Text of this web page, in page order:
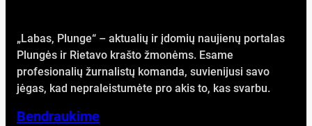
„Labas, Plunge“ – aktualių ir įdomių naujienų portalas
Plungės ir Rietavo krašto žmonėms. Esame
profesionalių žurnalistų komanda, suvienijusi savo
jėgas, kad nepraleistumėte pro akis to, kas svarbu.
Bendraukime